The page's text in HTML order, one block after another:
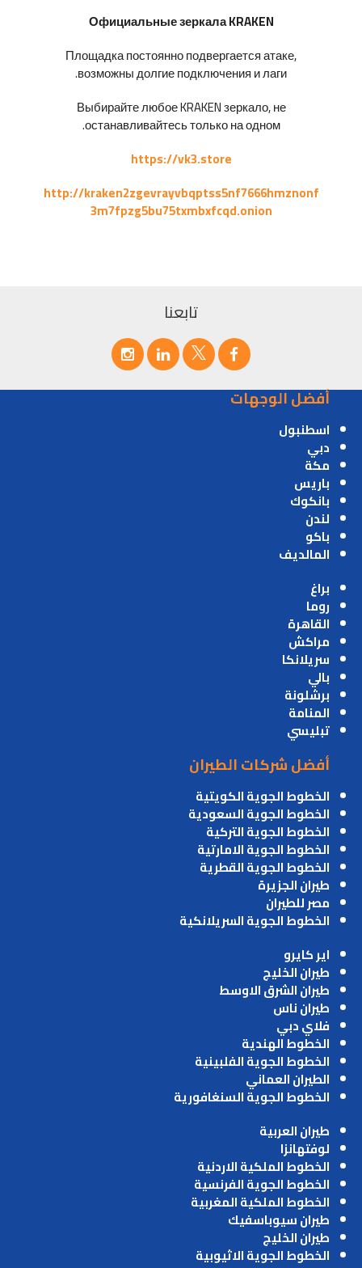
Официальные зеркала KRAKEN
Площадка постоянно подвергается атаке,
возможны долгие подключения и лаги.
Выбирайте любое KRAKEN зеркало, не
останавливайтесь только на одном.
https://vk3.store
http://kraken2zgevrayvbqptss5nf7666hmznonf
3m7fpzg5bu75txmbxfcqd.onion
تابعنا
أفضل الوجهات
اسطنبول
دبي
مكة
باريس
بانكوك
لندن
باكو
المالديف
براغ
روما
القاهرة
مراكش
سريلانكا
بالي
برشلونة
المنامة
تبليسي
أفضل شركات الطيران
الخطوط الجوية الكويتية
الخطوط الجوية السعودية
الخطوط الجوية التركية
الخطوط الجوية الامارتية
الخطوط الجوية القطرية
طيران الجزيرة
مصر للطيران
الخطوط الجوية السريلانكية
اير كايرو
طيران الخليج
طيران الشرق الاوسط
طيران ناس
فلاي دبي
الخطوط الهندية
الخطوط الجوية الفلبينية
الطيران العماني
الخطوط الجوية السنغافورية
طيران العربية
لوفتهانزا
الخطوط الملكية الاردنية
الخطوط الجوية الفرنسية
الخطوط الملكية المغربية
طيران سيوباسفيك
طيران الخليج
الخطوط الجوية الاثيوبية